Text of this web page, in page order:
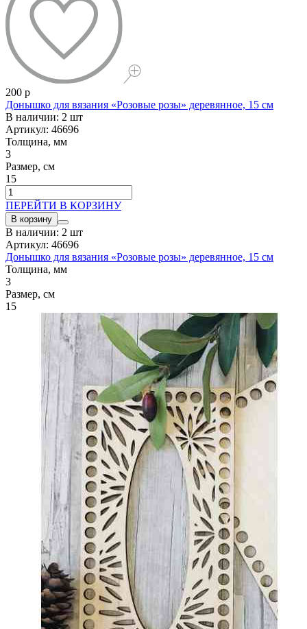
200 р
Донышко для вязания «Розовые розы» деревянное, 15 см
В наличии: 2 шт
Артикул: 46696
Толщина, мм
3
Размер, см
15
ПЕРЕЙТИ В КОРЗИНУ
В корзину
В наличии: 2 шт
Артикул: 46696
Донышко для вязания «Розовые розы» деревянное, 15 см
Толщина, мм
3
Размер, см
15